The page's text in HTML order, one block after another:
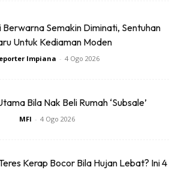
Berwarna Semakin Diminati, Sentuhan
Untuk Kediaman Moden
Impiana - 4 Ogo 2026
Bila Nak Beli Rumah ‘Subsale’
MFI - 4 Ogo 2026
Kerap Bocor Bila Hujan Lebat? Ini 4